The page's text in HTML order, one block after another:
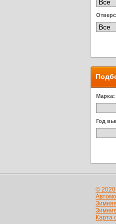
Марка:
Год
©
Карта